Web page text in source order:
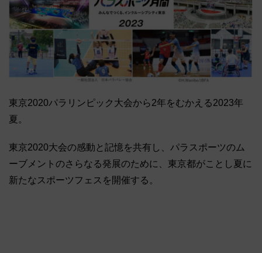
東京2020パラリンピック大会から2年をむかえる2023年
夏。
東京2020大会の感動と記憶を共有し、パラスポーツのム
ーブメントのさらなる発展のために、東京都がことし夏に
新たなスポーツフェスを開催する。